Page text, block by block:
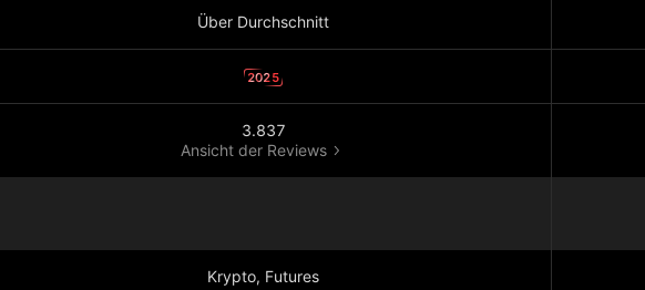
Über Durchschnitt
2025
3.837
Ansicht der Reviews
Krypto, Futures